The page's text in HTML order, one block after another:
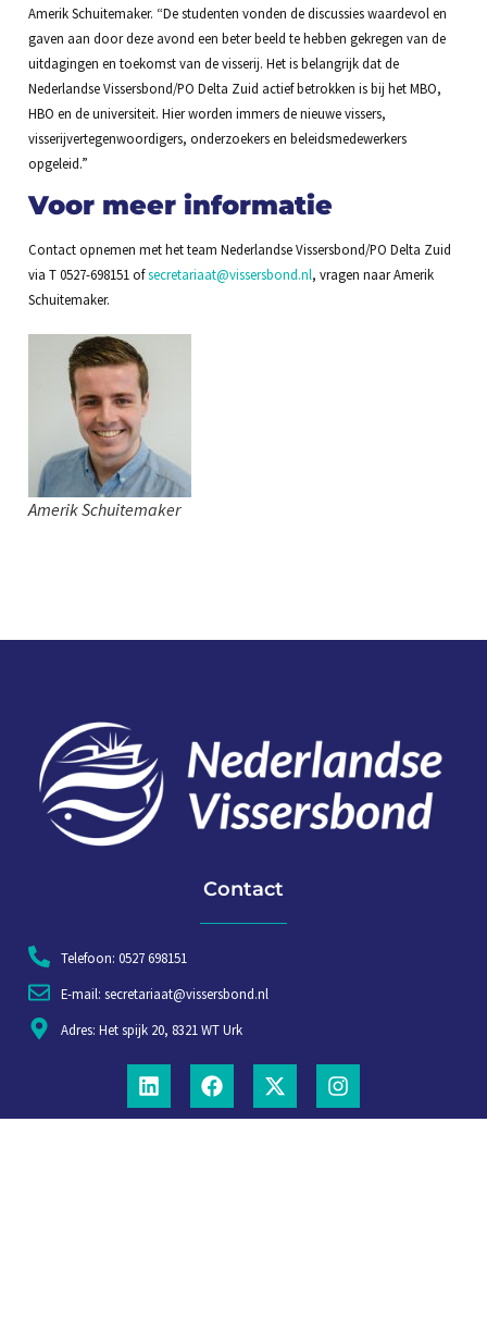
Amerik Schuitemaker. “De studenten vonden de discussies waardevol en
gaven aan door deze avond een beter beeld te hebben gekregen van de
uitdagingen en toekomst van de visserij. Het is belangrijk dat de
Nederlandse Vissersbond/PO Delta Zuid actief betrokken is bij het MBO,
HBO en de universiteit. Hier worden immers de nieuwe vissers,
visserijvertegenwoordigers, onderzoekers en beleidsmedewerkers
opgeleid.”
Voor meer informatie
Contact opnemen met het team Nederlandse Vissersbond/PO Delta Zuid
via T 0527-698151 ofsecretariaat@vissersbond.nl, vragen naar Amerik
Schuitemaker.
Amerik Schuitemaker
Contact
Telefoon: 0527 698151
E-mail: secretariaat@vissersbond.nl
Adres: Het spijk 20, 8321 WT Urk